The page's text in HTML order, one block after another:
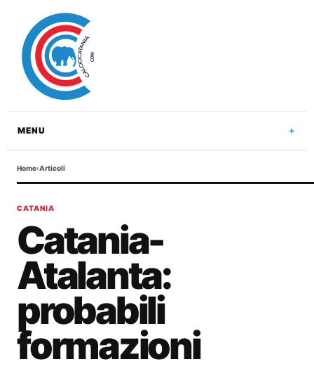
MENU
Home›Articoli
CATANIA
Catania-
Atalanta:
probabili
formazioni